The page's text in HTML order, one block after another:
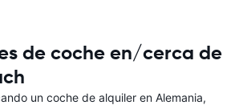
de coche en/cerca de
un coche de alquiler en Alemania,